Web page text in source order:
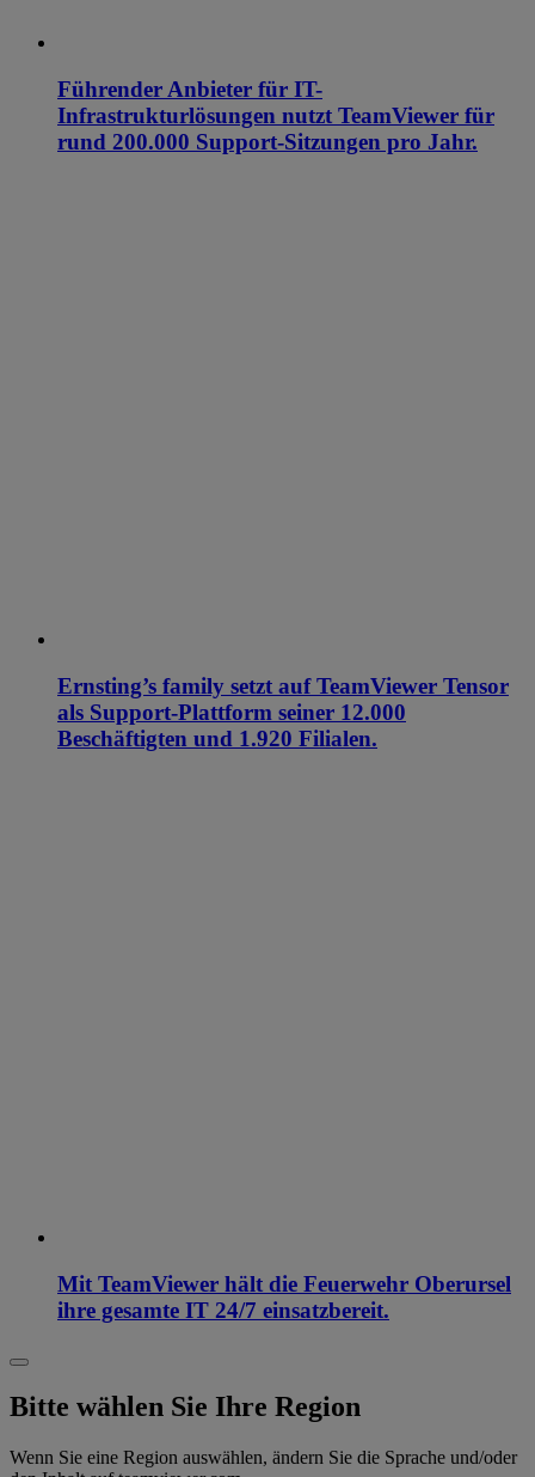
Führender Anbieter für IT-
Infrastrukturlösungen nutzt TeamViewer für
rund 200.000 Support-Sitzungen pro Jahr.
Ernsting’s family setzt auf TeamViewer Tensor
als Support-Plattform seiner 12.000
Beschäftigten und 1.920 Filialen.
Mit TeamViewer hält die Feuerwehr Oberursel
ihre gesamte IT 24/7 einsatzbereit.
Bitte wählen Sie Ihre Region
Wenn Sie eine Region auswählen, ändern Sie die Sprache und/oder